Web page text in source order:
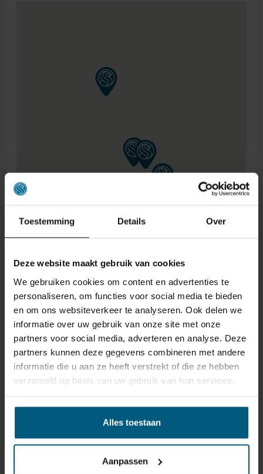
Toestemming Details Over
Deze website maakt gebruik van cookies
We gebruiken cookies om content en advertenties te
personaliseren, om functies voor social media te bieden
en om ons websiteverkeer te analyseren. Ook delen we
informatie over uw gebruik van onze site met onze
partners voor social media, adverteren en analyse. Deze
partners kunnen deze gegevens combineren met andere
informatie die u aan ze heeft verstrekt of die ze hebben
verzameld op basis van uw gebruik van hun services.
Alles toestaan
Aanpassen
ONS RETOURBELEID
Individuell gestaltete Artikel wie Matratzen,
Lattenroste, Obermatratzen und Boxspring-
Sets fallen NICHT unter die
Rückgabebestimmungen und können von
Manchmal möchten Sie vielleicht eine Bestellung
zurückgeben. Vielleicht, weil Ihnen das Produkt nicht
gefällt, oder vielleicht gibt es einen anderen Grund,
haben Sie das Recht, Ihre Bestellung bis zu